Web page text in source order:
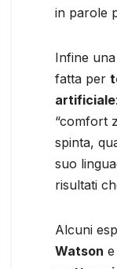
in parole
Infine
fatta per
artificiale
“comfort
spinta,
suo
risultati
Alcuni
Watson e